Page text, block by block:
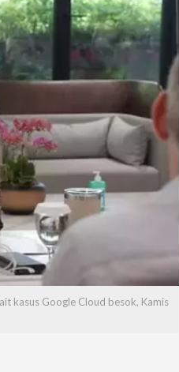
kasus Google Cloud besok, Kamis